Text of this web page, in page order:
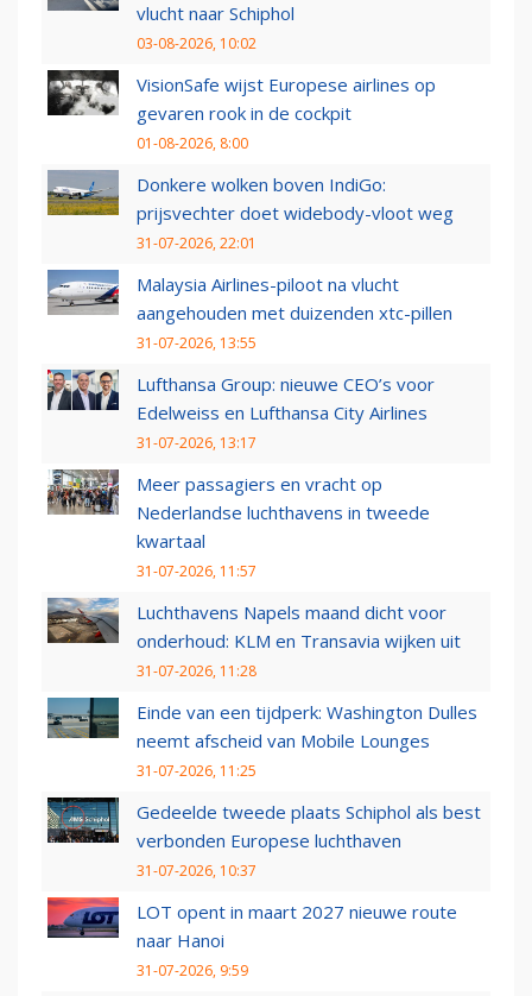
vlucht naar Schiphol
03-08-2026, 10:02
VisionSafe wijst Europese airlines op
gevaren rook in de cockpit
01-08-2026, 8:00
Donkere wolken boven IndiGo:
prijsvechter doet widebody-vloot weg
31-07-2026, 22:01
Malaysia Airlines-piloot na vlucht
aangehouden met duizenden xtc-pillen
31-07-2026, 13:55
Lufthansa Group: nieuwe CEO’s voor
Edelweiss en Lufthansa City Airlines
31-07-2026, 13:17
Meer passagiers en vracht op
Nederlandse luchthavens in tweede
kwartaal
31-07-2026, 11:57
Luchthavens Napels maand dicht voor
onderhoud: KLM en Transavia wijken uit
31-07-2026, 11:28
Einde van een tijdperk: Washington Dulles
neemt afscheid van Mobile Lounges
31-07-2026, 11:25
Gedeelde tweede plaats Schiphol als best
verbonden Europese luchthaven
31-07-2026, 10:37
LOT opent in maart 2027 nieuwe route
naar Hanoi
31-07-2026, 9:59